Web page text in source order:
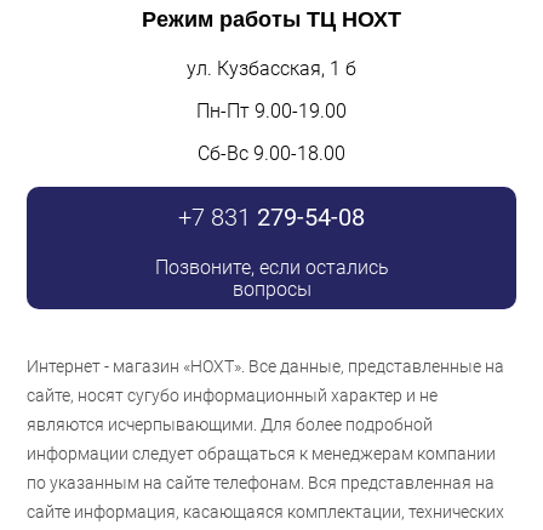
Режим работы ТЦ НОХТ
ул. Кузбасская, 1 б
Пн-Пт 9.00-19.00
Сб-Вс 9.00-18.00
+7 831 279-54-08
Позвоните, если остались
вопросы
Интернет - магазин «НОХТ». Все данные, представленные на
сайте, носят сугубо информационный характер и не
являются исчерпывающими. Для более подробной
информации следует обращаться к менеджерам компании
по указанным на сайте телефонам. Вся представленная на
сайте информация, касающаяся комплектации, технических